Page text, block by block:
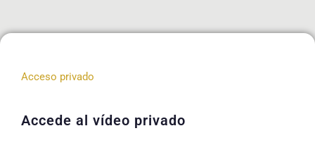
Acceso privado
Accede al vídeo privado